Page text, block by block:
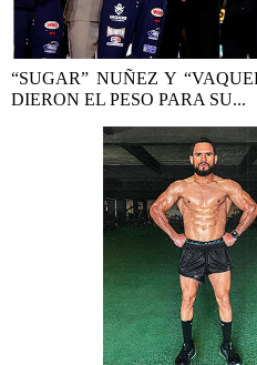
“SUGAR” NUÑEZ Y
DIERON EL PESO PARA SU...